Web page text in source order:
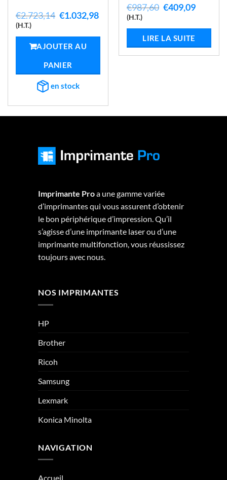
€2.723,14 Le
était :
€2.723,14.
€1.032,98Le
€1.032,98.
(H.T.)
AJOUTER AU
PANIER
en stock
€987,60 Le
était :
€987,60.
€409,09Le
(H.T.)
LIRE LA SUITE
Imprimante Proa une gamme variée
d’imprimantes qui vous assurent d’obtenir
le bon périphérique d’impression. Qu’il
s’agisse d’une imprimante laser ou d’une
imprimante multifonction, vous réussissez
toujours avec nous.
NOS IMPRIMANTES
HP
Brother
Ricoh
Samsung
Lexmark
Konica Minolta
NAVIGATION
Accueil